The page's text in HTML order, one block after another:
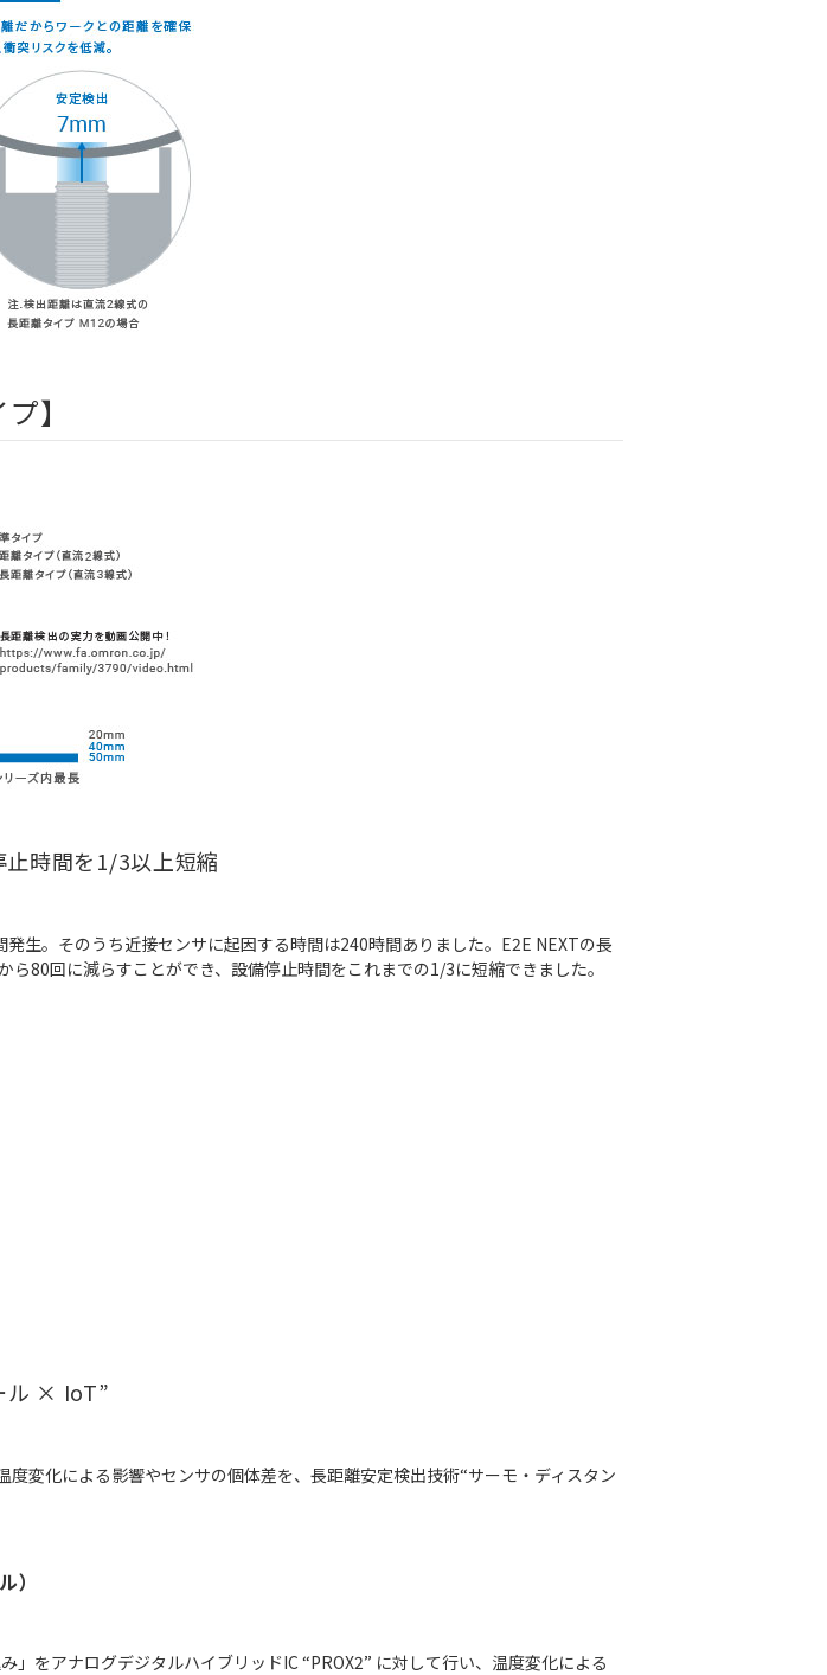
】
止時間を1/3以上短縮
生。そのうち近接センサに起因する時間は240時間ありました。E2E NEXTの長
80回に減らすことができ、設備停止時間をこれまでの1/3に短縮できました。
ル × IoT”
変化による影響やセンサの個体差を、長距離安定検出技術“サーモ・ディスタン
）
をアナログデジタルハイブリッドIC “PROX2” に対して行い、温度変化による